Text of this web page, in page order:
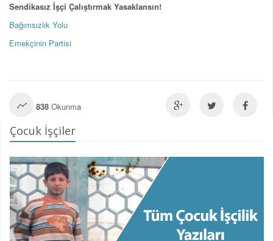
Sendikasız İşçi Çalıştırmak Yasaklansın!
Bağımsızlık Yolu
Emekçinin Partisi
838 Okunma
Çocuk İşçiler